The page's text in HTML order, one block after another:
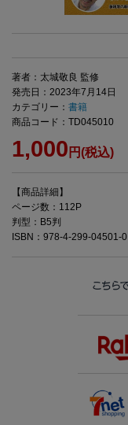
著者：太城敬良 監修
発売日：2023年7月14日
カテゴリー： 書籍
商品コード：TD045010
1,000 円(税込)
【商品詳細】
ページ数：112P
判型：B5判
ISBN：978-4-299-04501-0